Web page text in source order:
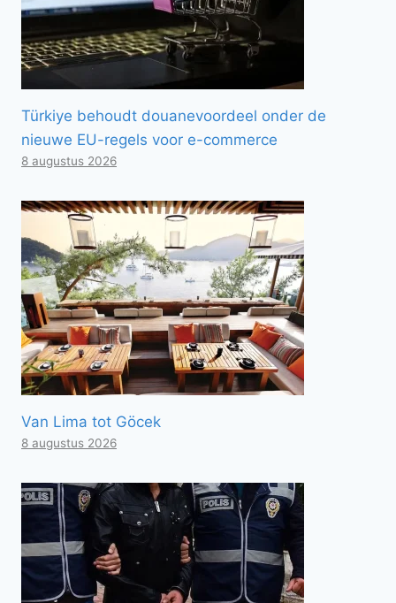
Türkiye behoudt douanevoordeel onder de
nieuwe EU-regels voor e-commerce
8 augustus 2026
Van Lima tot Göcek
8 augustus 2026